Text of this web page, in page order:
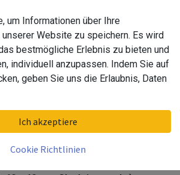
für Glasleistenrohr,
6545, V4A^
um Informationen über Ihre
unserer Website zu speichern. Es wird
bestmögliche Erlebnis zu bieten und
individuell anzupassen. Indem Sie auf
geben Sie uns die Erlaubnis, Daten
Ich akzeptiere
Cookie Richtlinien